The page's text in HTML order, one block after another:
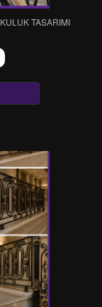
TASARIMI